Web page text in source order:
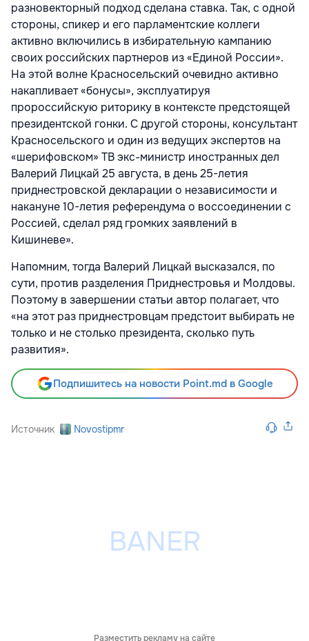
разновекторный подход сделана ставка. Так, с одной
стороны, спикер и его парламентские коллеги
активно включились в избирательную кампанию
своих российских партнеров из «Единой России».
На этой волне Красносельский очевидно активно
накапливает «бонусы», эксплуатируя
пророссийскую риторику в контексте предстоящей
президентской гонки. С другой стороны, консультант
Красносельского и один из ведущих экспертов на
«шерифовском» ТВ экс-министр иностранных дел
Валерий Лицкай 25 августа, в день 25-летия
приднестровской декларации о независимости и
накануне 10-летия референдума о воссоединении с
Россией, сделал ряд громких заявлений в
Кишиневе».
Напомним, тогда Валерий Лицкай высказался, по
сути, против разделения Приднестровья и Молдовы.
Поэтому в завершении статьи автор полагает, что
«на этот раз приднестровцам предстоит выбирать не
только и не столько президента, сколько путь
развития».
Подпишитесь на новости Point.md в Google
Источник Novostipmr
Разместить рекламу на сайте